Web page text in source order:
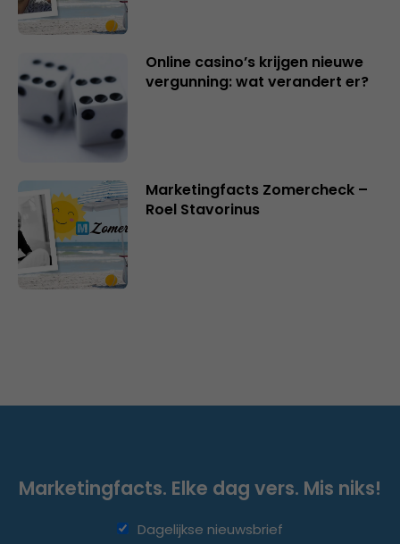
Online casino’s krijgen nieuwe
vergunning: wat verandert er?
Marketingfacts Zomercheck –
Roel Stavorinus
Marketingfacts. Elke dag vers. Mis niks!
Dagelijkse nieuwsbrief